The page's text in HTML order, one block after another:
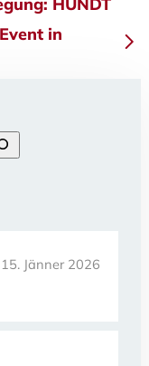
in
15. Jänner 2026